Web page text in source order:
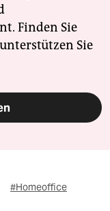
Finden Sie
Sie
#Homeoffice